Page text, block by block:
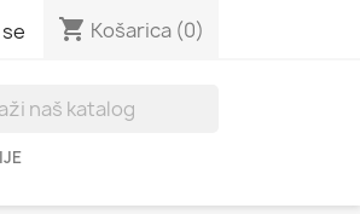
shopping_cart Košarica (0)